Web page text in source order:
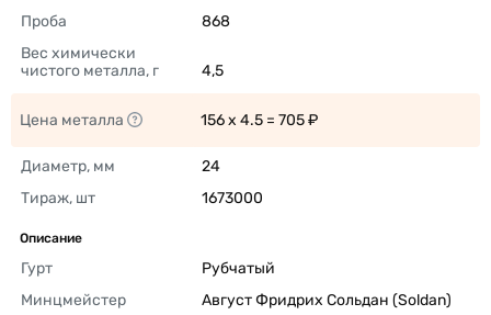
Проба
868
Вес химически
чистого металла, г
4,5
Цена металла 156 x 4.5 = 705 ₽
Диаметр, мм
24
Тираж, шт
1673000
Описание
Гурт
Рубчатый
Минцмейстер
Август Фридрих Сольдан (Soldan)